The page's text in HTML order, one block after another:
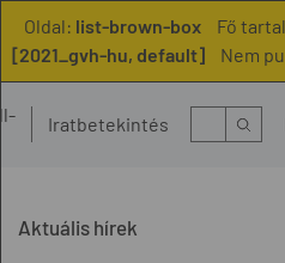
Oldal: list-brown-box Fő
[2021_gvh-hu, default]
Nem
Iratbetekintés Kereső
Aktuális hírek